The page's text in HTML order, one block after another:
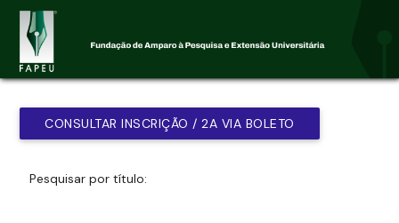
CONSULTAR INSCRIÇÃO / 2A VIA BOLETO
Pesquisar por título: